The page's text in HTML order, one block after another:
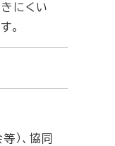
にくい
。
）、協同